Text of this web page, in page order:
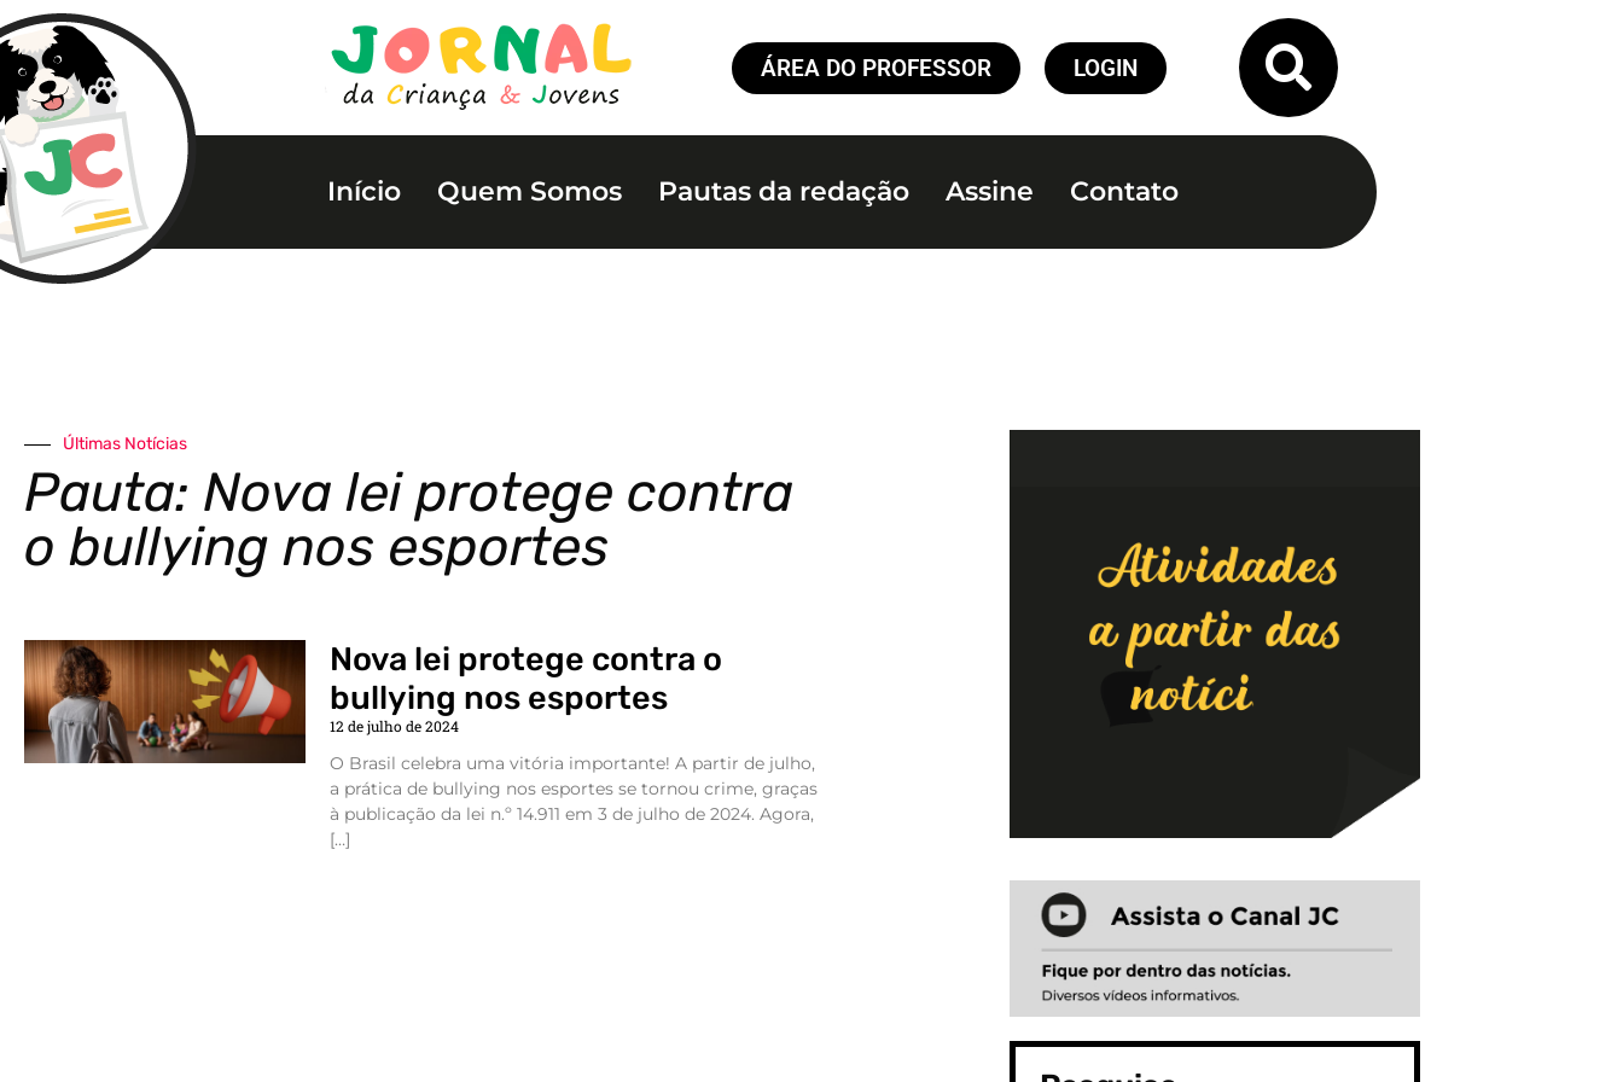
ÁREA DO PROFESSOR LOGIN
Início Quem Somos Pautas da redação Assine Contato
Últimas Notícias
Pauta: Nova lei protege contra
o bullying nos esportes
Nova lei protege contra o
bullying nos esportes
12 de julho de 2024
O Brasil celebra uma vitória importante! A partir de julho,
a prática de bullying nos esportes se tornou crime, graças
à publicação da lei n.º 14.911 em 3 de julho de 2024. Agora,
[…]